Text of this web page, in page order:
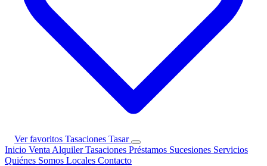
Ver favoritos Tasaciones Tasar
Inicio Venta AlquilerTasaciones Préstamos Sucesiones Servicios
Quiénes Somos Locales Contacto